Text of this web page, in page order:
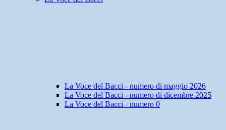
La Voce del Bacci - numero di maggio 2026
La Voce del Bacci - numero di dicembre 2025
La Voce del Bacci - numero 0